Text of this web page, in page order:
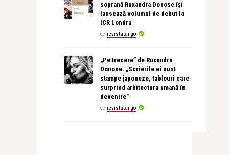
soprană Ruxandra Donose își
lansează volumul de debut la
ICR Londra
de revistatango
„Pe:trecere” de Ruxandra
Donose. „Scrierile ei sunt
stampe japoneze, tablouri care
surprind arhitectura umană în
devenire”
de revistatango